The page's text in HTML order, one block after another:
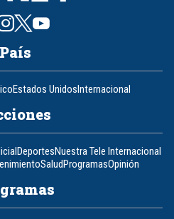
País
Estados UnidosInternacional
DeportesNuestra Tele Internacional
SaludProgramasOpinión